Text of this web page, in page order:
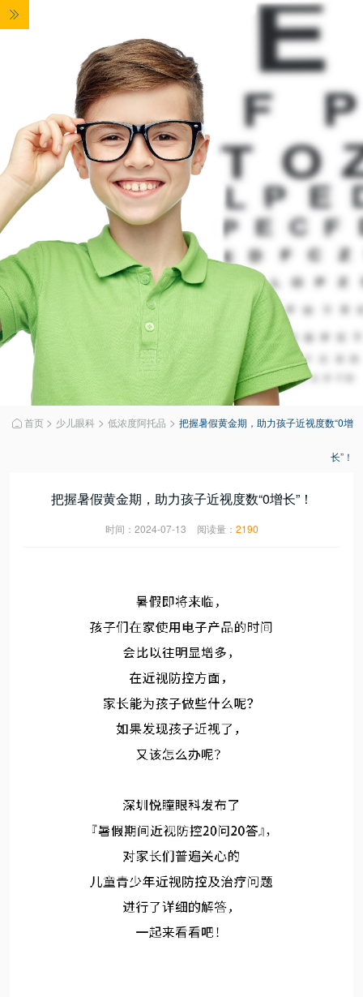
 首页 > 少儿眼科 > 低浓度阿托品 > 把握暑假黄金期，助力孩子近视度数“0增
长”！
把握暑假黄金期，助力孩子近视度数“0增长”！
时间：2024-07-13 阅读量： 2190